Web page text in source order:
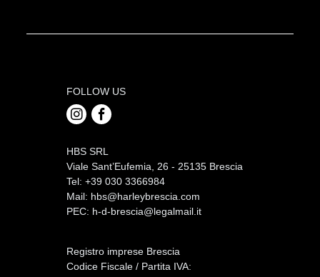
FOLLOW US
HBS SRL
Viale Sant’Eufemia, 26 - 25135 Brescia
Tel: +39 030 3366984
Mail: hbs@harleybrescia.com
PEC: h-d-brescia@legalmail.it
Registro imprese Brescia
Codice Fiscale / Partita IVA: